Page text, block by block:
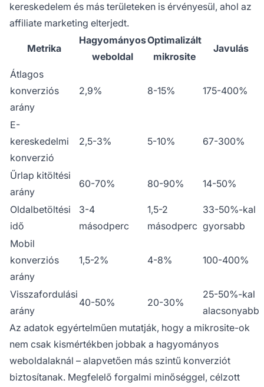
kereskedelem és más területeken is érvényesül, ahol az
affiliate marketing elterjedt.
Metrika
Hagyományos
weboldal
Optimalizált
mikrosite
Javulás
Átlagos
konverziós
arány
2,9% 8-15% 175-400%
E-
kereskedelmi
konverzió
2,5-3% 5-10% 67-300%
Űrlap kitöltési
arány
60-70% 80-90% 14-50%
Oldalbetöltési
idő
3-4
másodperc
1,5-2
másodperc
33-50%-kal
gyorsabb
Mobil
konverziós
arány
1,5-2% 4-8% 100-400%
Visszafordulási
arány
40-50% 20-30%
25-50%-kal
alacsonyabb
Az adatok egyértelműen mutatják, hogy a mikrosite-ok
nem csak kismértékben jobbak a hagyományos
weboldalaknál – alapvetően más szintű konverziót
biztosítanak. Megfelelő forgalmi minőséggel, célzott